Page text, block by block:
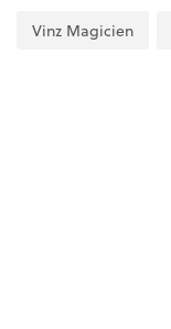
Vinz Magicien